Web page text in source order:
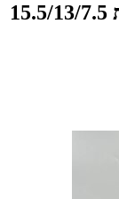
W1091 סלסלת עץ מלבניות+ידיות 15.5/13/7.5